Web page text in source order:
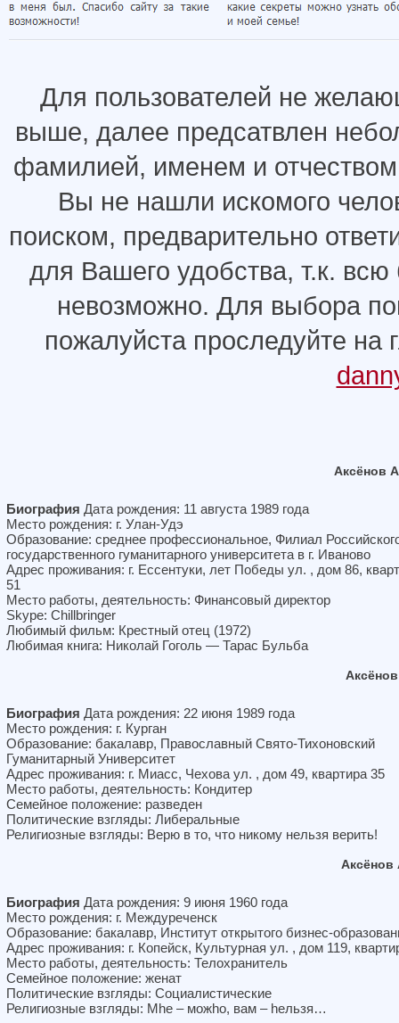
Для пользователей не
выше, далее предсатвлен
фамилией, именем и
Вы не нашли искомого
поиском, предварительно
для Вашего удобства, т.к.
невозможно. Для выбора
пожалуйста проследуйте на
Аксёнов
Биография Дата рождения: 11 августа 1989 года
Место рождения: г. Улан-Удэ
Образование: среднее профессиональное, Филиал
государственного гуманитарного университета в г. Иваново
Адрес проживания: г. Ессентуки, лет Победы ул. , дом 86,
51
Место работы, деятельность: Финансовый директор
Skype: Chillbringer
Любимый фильм: Крестный отец (1972)
Любимая книга: Николай Гоголь — Тарас Бульба
Биография Дата рождения: 22 июня 1989 года
Место рождения: г. Курган
Образование: бакалавр, Православный Свято-Тихоновский
Гуманитарный Университет
Адрес проживания: г. Миасс, Чехова ул. , дом 49, квартира 35
Место работы, деятельность: Кондитер
Семейное положение: разведен
Политические взгляды: Либеральные
Религиозные взгляды: Верю в то, что никому нельзя верить!
Аксёнов
Биография Дата рождения: 9 июня 1960 года
Место рождения: г. Междуреченск
Образование: бакалавр, Институт открытого бизнес-
Адрес проживания: г. Копейск, Культурная ул. , дом 119,
Место работы, деятельность: Телохранитель
Семейное положение: женат
Политические взгляды: Социалистические
Религиозные взгляды: Мhе – можhо, вам – hельзя…